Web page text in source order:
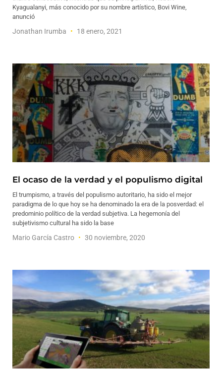
Kyagualanyi, más conocido por su nombre artístico, Bovi Wine,
anunció
Jonathan Irumba 18 enero, 2021
El ocaso de la verdad y el populismo digital
El trumpismo, a través del populismo autoritario, ha sido el mejor
paradigma de lo que hoy se ha denominado la era de la posverdad: el
predominio político de la verdad subjetiva. La hegemonía del
subjetivismo cultural ha sido la base
Mario García Castro 30 noviembre, 2020